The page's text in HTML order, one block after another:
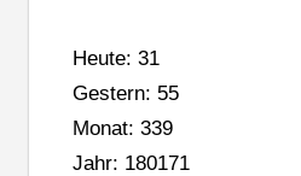
Heute: 31
Gestern: 55
Monat: 339
Jahr: 180171